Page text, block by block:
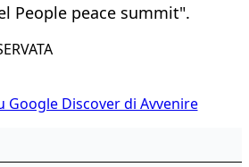
People peace summit".
Google Discover di Avvenire